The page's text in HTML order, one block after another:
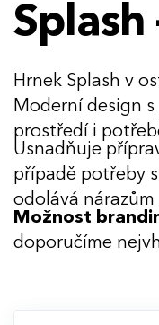
Hrnek Splash v
Moderní design
prostředí i
Usnadňuje
případě potřeby
odolává
Možnost
doporučíme